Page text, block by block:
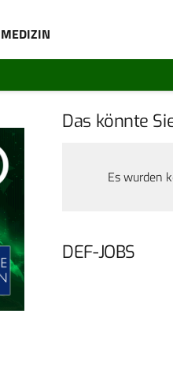
Das könnte
Es wurden
DEF-JOBS